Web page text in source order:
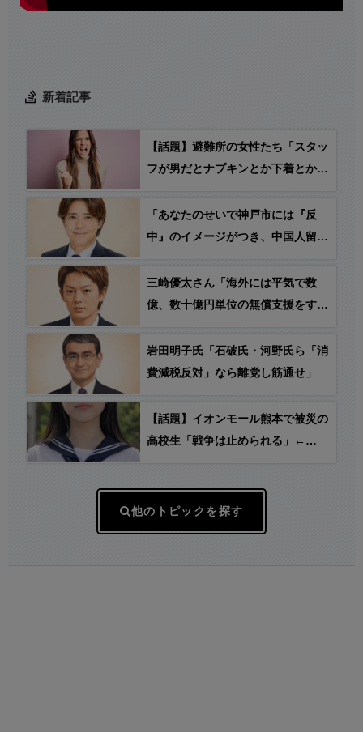
新着記事
【話題】避難所の女性たち「スタッ
フが男だとナプキンとか下着とか受
らがスタッフやらないからだろ」
「あなたのせいで神戸市には『反
中』のイメージがつき、中国人留学
て、神戸に来なくなる！」→ うえ
はた のりひろ神戸市会議員
三崎優太さん「海外には平気で数
億、数十億円単位の無償支援をする
円の貸付なの？税金って、こういう
時のためにあるんじゃないの？」
岩田明子氏「石破氏・河野氏ら「消
費減税反対」なら離党し筋通せ」
【話題】イオンモール熊本で被災の
高校生「戦争は止められる」←
他のトピックを探す